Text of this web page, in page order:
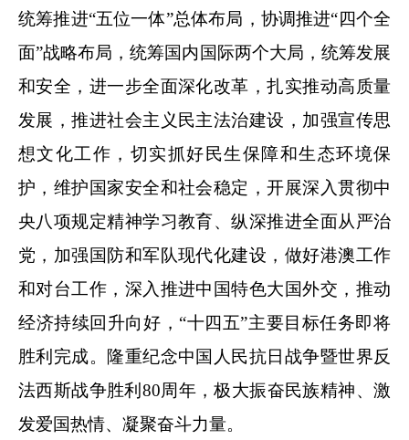
统筹推进“五位一体”总体布局，协调推进“四个全
面”战略布局，统筹国内国际两个大局，统筹发展
和安全，进一步全面深化改革，扎实推动高质量
发展，推进社会主义民主法治建设，加强宣传思
想文化工作，切实抓好民生保障和生态环境保
护，维护国家安全和社会稳定，开展深入贯彻中
央八项规定精神学习教育、纵深推进全面从严治
党，加强国防和军队现代化建设，做好港澳工作
和对台工作，深入推进中国特色大国外交，推动
经济持续回升向好，“十四五”主要目标任务即将
胜利完成。隆重纪念中国人民抗日战争暨世界反
法西斯战争胜利80周年，极大振奋民族精神、激
发爱国热情、凝聚奋斗力量。